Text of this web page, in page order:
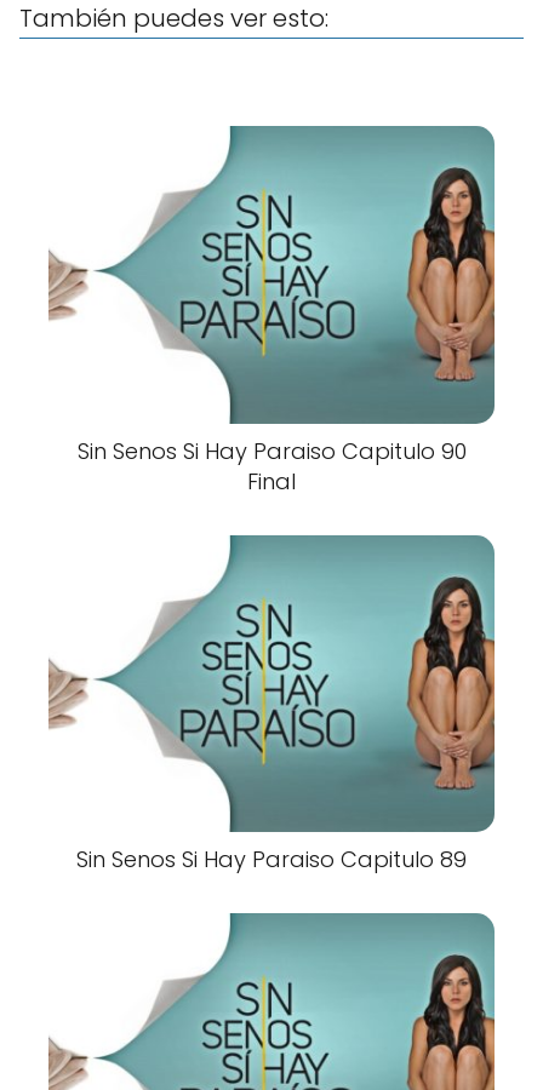
También puedes ver esto:
Sin Senos Si Hay Paraiso Capitulo 90
Final
Sin Senos Si Hay Paraiso Capitulo 89